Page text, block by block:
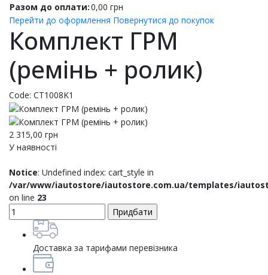
Разом до оплати:0,00 грн
Перейти до оформлення Повернутися до покупок
Комплект ГРМ
(ремінь + ролик)
Code: CT1008K1
2 315,00 грн
У наявності
Notice: Undefined index: cart_style in
/var/www/iautostore/iautostore.com.ua/templates/
on line 23
Доставка за тарифами перевізника